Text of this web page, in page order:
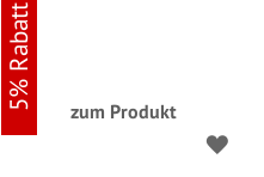
zum Produkt
5% Rabatt